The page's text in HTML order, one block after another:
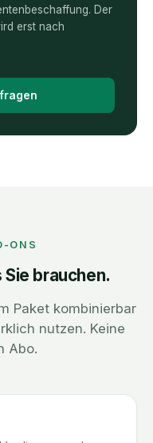
Der
erst nach
ONS
Sie brauchen.
Paket kombinierbar
nutzen. Keine
Abo.